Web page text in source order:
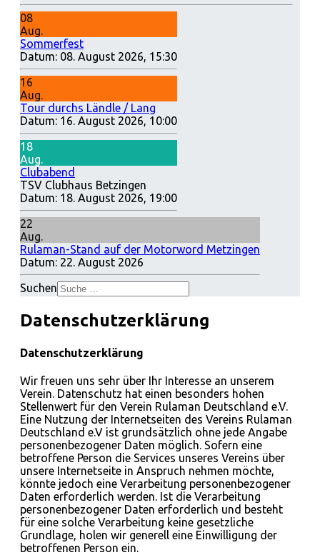
08
Aug.
Sommerfest
Datum: 08. August 2026, 15:30
16
Aug.
Tour durchs Ländle / Lang
Datum: 16. August 2026, 10:00
18
Aug.
Clubabend
TSV Clubhaus Betzingen
Datum: 18. August 2026, 19:00
22
Aug.
Rulaman-Stand auf der Motorword Metzingen
Datum: 22. August 2026
Suchen
Datenschutzerklärung
Datenschutzerklärung
Wir freuen uns sehr über Ihr Interesse an unserem
Verein. Datenschutz hat einen besonders hohen
Stellenwert für den Verein Rulaman Deutschland e.V.
Eine Nutzung der Internetseiten des Vereins Rulaman
Deutschland e.V ist grundsätzlich ohne jede Angabe
personenbezogener Daten möglich. Sofern eine
betroffene Person die Services unseres Vereins über
unsere Internetseite in Anspruch nehmen möchte,
könnte jedoch eine Verarbeitung personenbezogener
Daten erforderlich werden. Ist die Verarbeitung
personenbezogener Daten erforderlich und besteht
für eine solche Verarbeitung keine gesetzliche
Grundlage, holen wir generell eine Einwilligung der
betroffenen Person ein.